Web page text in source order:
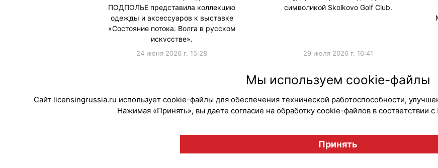
ПОДПОЛЬЕ представила коллекцию
одежды и аксессуаров к выставке
«Состояние потока. Волга в русском
искусстве».
24 июня 2026 г. 15:28
символикой Skolkovo Golf Club.
29 июля 2026 г. 16:41
© "Вестник лицензионного рынка", licensingrussia.ru, 2009-
Мы используем cookie-файлы
Сайт licensingrussia.ru использует cookie-файлы для обеспечения технической работоспособности,
Нажимая «Принять», вы даете согласие на обработку cookie-файлов в соответствии с
Принять